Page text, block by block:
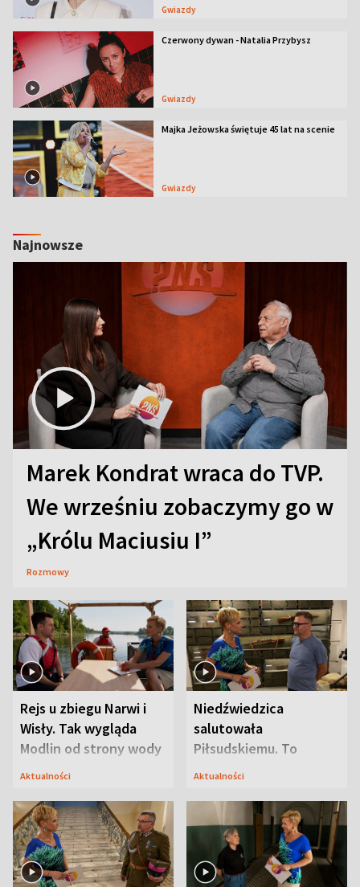
Gwiazdy
Czerwony dywan - Natalia Przybysz
Gwiazdy
Majka Jeżowska świętuje 45 lat na scenie
Gwiazdy
Najnowsze
Marek Kondrat wraca do TVP.
We wrześniu zobaczymy go w
„Królu Maciusiu I”
Rozmowy
Rejs u zbiegu Narwi i
Wisły. Tak wygląda
Modlin od strony wody
Aktualności
Niedźwiedzica
salutowała
Piłsudskiemu. To
niejedyna tajemnica
Aktualności